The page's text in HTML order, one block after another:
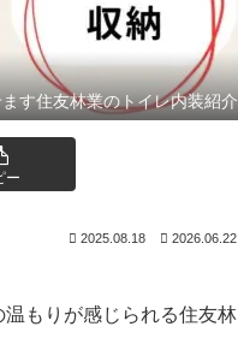
ます住友林業のトイレ内装紹介
ー
2025.08.18 2026.06.22
温もりが感じられる住友林